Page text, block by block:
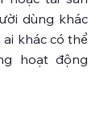
dùng khác
khác có thể
hoạt động